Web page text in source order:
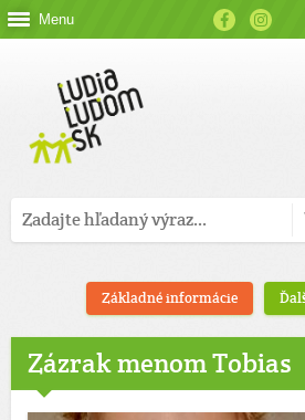
Menu
Základné informácie
Zázrak menom Tobias